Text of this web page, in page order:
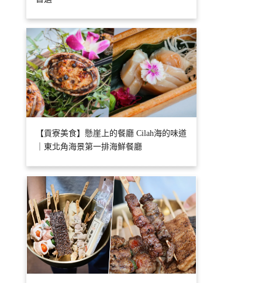
【貢寮美食】懸崖上的餐廳 Cilah海的味道
｜東北角海景第一排海鮮餐廳